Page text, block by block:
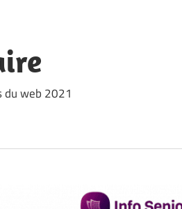
du web 2021